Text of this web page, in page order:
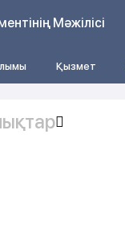
Мәжілісі
Қызмет